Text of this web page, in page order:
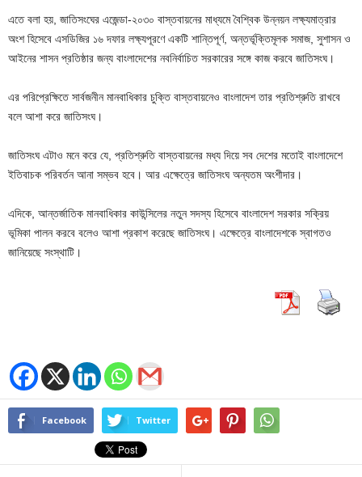
এতে বলা হয়, জাতিসংঘের এজেন্ডা-২০৩০ বাস্তবায়নের মাধ্যমে বৈশ্বিক উন্নয়ন লক্ষ্যমাত্রার
অংশ হিসেবে এসডিজির ১৬ দফার লক্ষ্যপূরণে একটি শান্তিপূর্ণ, অন্তর্ভূক্তিমূলক সমাজ, সুশাসন ও
আইনের শাসন প্রতিষ্ঠার জন্য বাংলাদেশের নবনির্বাচিত সরকারের সঙ্গে কাজ করবে জাতিসংঘ।
এর পরিপ্রেক্ষিতে সার্বজনীন মানবাধিকার চুক্তি বাস্তবায়নেও বাংলাদেশ তার প্রতিশ্রুতি রাখবে
বলে আশা করে জাতিসংঘ।
জাতিসংঘ এটাও মনে করে যে, প্রতিশ্রুতি বাস্তবায়নের মধ্য দিয়ে সব দেশের মতোই বাংলাদেশে
ইতিবাচক পরিবর্তন আনা সম্ভব হবে। আর এক্ষেত্রে জাতিসংঘ অন্যতম অংশীদার।
এদিকে, আন্তর্জাতিক মানবাধিকার কাউন্সিলের নতুন সদস্য হিসেবে বাংলাদেশ সরকার সক্রিয়
ভূমিকা পালন করবে বলেও আশা প্রকাশ করেছে জাতিসংঘ। এক্ষেত্রে বাংলাদেশকে স্বাগতও
জানিয়েছে সংস্থাটি।
Facebook Twitter